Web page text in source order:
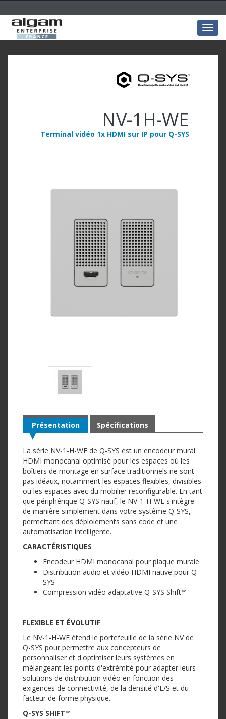
NV-1H-WE
Terminal vidéo 1x HDMI sur IP pour Q-SYS
Présentation
La série NV-1-H-WE de Q-SYS est un encodeur mural
HDMI monocanal optimisé pour les espaces où les
boîtiers de montage en surface traditionnels ne sont
pas idéaux, notamment les espaces flexibles, divisibles
ou les espaces avec du mobilier reconfigurable. En tant
que périphérique Q-SYS natif, le NV-1-H-WE s'intègre
de manière simplement dans votre système Q-SYS,
permettant des déploiements sans code et une
automatisation intelligente.
CARACTÉRISTIQUES
Encodeur HDMI monocanal pour plaque murale
Distribution audio et vidéo HDMI native pour Q-
SYS
Compression vidéo adaptative Q-SYS Shift™
FLEXIBLE ET ÉVOLUTIF
Le NV-1-H-WE étend le portefeuille de la série NV de
Q-SYS pour permettre aux concepteurs de
personnaliser et d'optimiser leurs systèmes en
mélangeant les points d'extrémité pour adapter leurs
solutions de distribution vidéo en fonction des
exigences de connectivité, de la densité d'E/S et du
facteur de forme physique.
Q-SYS SHIFT™
Spécifications